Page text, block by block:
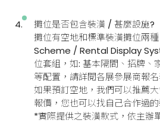
攤位是否包含裝潢 / 甚麼設施?
攤位有空地和標準裝潢攤位兩
Scheme / Rental Display
位套組，如: 基本隔間、招牌、
等配置，請詳閱各展參展商報
如果預訂空地，我們可以推薦
報價，您也可以找自己合作過的
*實際提供之裝潢款式，依主辦